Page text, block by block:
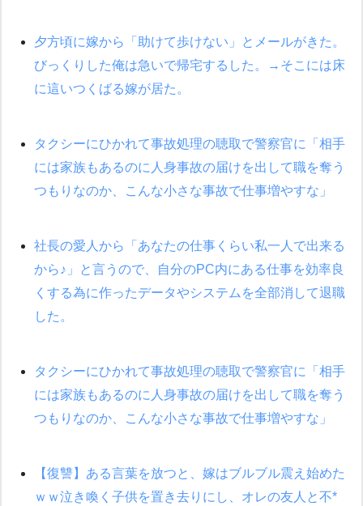
夕方頃に嫁から「助けて歩けない」とメールがきた。
びっくりした俺は急いで帰宅するした。→そこには床
に這いつくばる嫁が居た。
タクシーにひかれて事故処理の聴取で警察官に「相手
には家族もあるのに人身事故の届けを出して職を奪う
つもりなのか、こんな小さな事故で仕事増やすな」
社長の愛人から「あなたの仕事くらい私一人で出来る
から♪」と言うので、自分のPC内にある仕事を効率良
くする為に作ったデータやシステムを全部消して退職
した。
タクシーにひかれて事故処理の聴取で警察官に「相手
には家族もあるのに人身事故の届けを出して職を奪う
つもりなのか、こんな小さな事故で仕事増やすな」
【復讐】ある言葉を放つと、嫁はブルブル震え始めた
ｗｗ泣き喚く子供を置き去りにし、オレの友人と不*